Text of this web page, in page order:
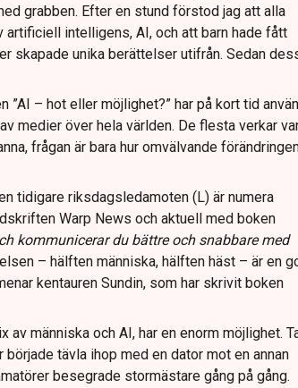
grabben. Efter en stund förstod jag att alla
intelligens, AI, och att barn hade fått
skapade unika berättelser utifrån. Sedan
”AI – hot eller möjlighet?” har på kort tid
medier över hela världen. De flesta verkar
frågan är bara hur omvälvande
tidigare riksdagsledamoten (L) är numera
Warp News och aktuell med boken
kommunicerar du bättre och snabbare med
– hälften människa, hälften häst – är en
kentauren Sundin, som har skrivit boken
av människa och AI, har en enorm möjlighet.
tävla ihop med en dator mot en annan
besegrade stormästare gång på gång.